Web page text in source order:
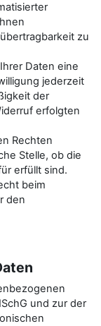
zu
Daten eine
jederzeit
der
erfolgten
Rechten
Stelle, ob die
erfüllt sind.
beim
den
und zur der